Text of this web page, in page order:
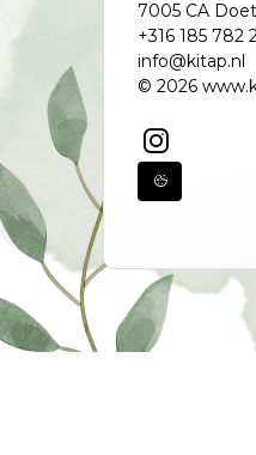
7005 CA
+316 185 782
info@kitap.nl
© 2026